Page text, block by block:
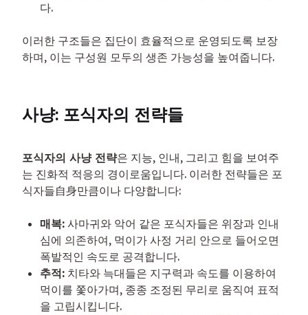
다.
이러한 구조들은 집단이 효율적으로 운영되도록 보장
하며, 이는 구성원 모두의 생존 가능성을 높여줍니다.
사냥: 포식자의 전략들
포식자의 사냥 전략은 지능, 인내, 그리고 힘을 보여주
는 진화적 적응의 경이로움입니다. 이러한 전략들은 포
식자들自身만큼이나 다양합니다:
매복: 사마귀와 악어 같은 포식자들은 위장과 인내
심에 의존하여, 먹이가 사정 거리 안으로 들어오면
폭발적인 속도로 공격합니다.
추적: 치타와 늑대들은 지구력과 속도를 이용하여
먹이를 쫓아가며, 종종 조정된 무리로 움직여 표적
을 고립시킵니다.